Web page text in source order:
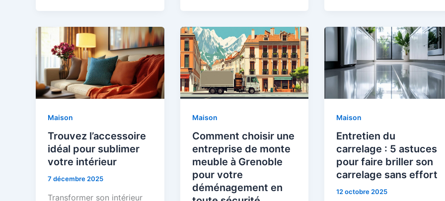
Maison
Trouvez l’accessoire
idéal pour sublimer
votre intérieur
7 décembre 2025
Transformer son intérieur
Maison
Comment choisir une
entreprise de monte
meuble à Grenoble
pour votre
déménagement en
Maison
Entretien du
carrelage : 5 astuces
pour faire briller son
carrelage sans effort
12 octobre 2025